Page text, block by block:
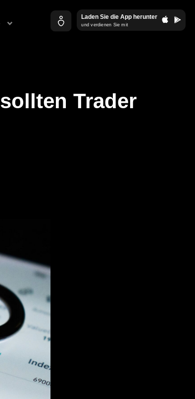
Laden Sie die App herunter
und verdienen Sie mit
Trader